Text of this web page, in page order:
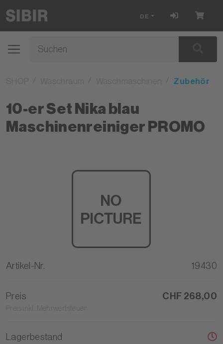
DE
Zubehör
10-er Set Nika blau
Maschinenreiniger PROMO
Artikel-Nr. 19430
Preis CHF 268,00
Lagerbestand